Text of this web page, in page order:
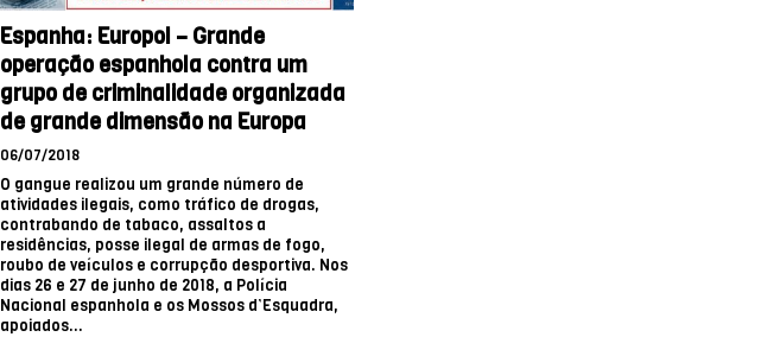
Espanha: Europol – Grande
operação espanhola contra um
grupo de criminalidade organizada
de grande dimensão na Europa
06/07/2018
O gangue realizou um grande número de
atividades ilegais, como tráfico de drogas,
contrabando de tabaco, assaltos a
residências, posse ilegal de armas de fogo,
roubo de veículos e corrupção desportiva. Nos
dias 26 e 27 de junho de 2018, a Polícia
Nacional espanhola e os Mossos d’Esquadra,
apoiados...